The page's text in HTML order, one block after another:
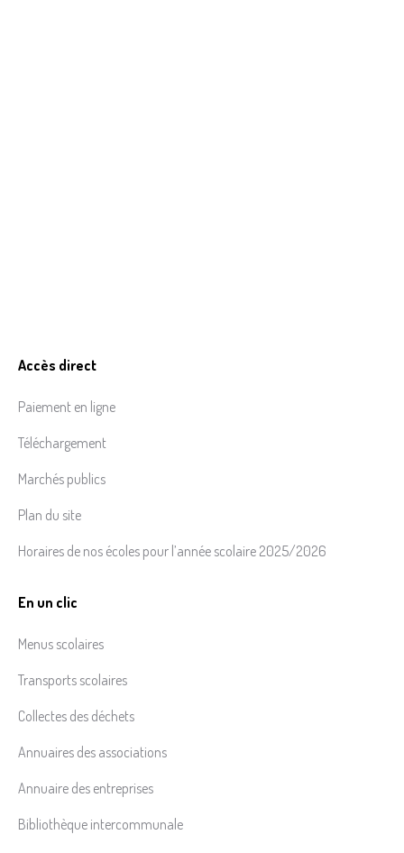
Accès direct
Paiement en ligne
Téléchargement
Marchés publics
Plan du site
Horaires de nos écoles pour l’année scolaire 2025/2026
En un clic
Menus scolaires
Transports scolaires
Collectes des déchets
Annuaires des associations
Annuaire des entreprises
Bibliothèque intercommunale